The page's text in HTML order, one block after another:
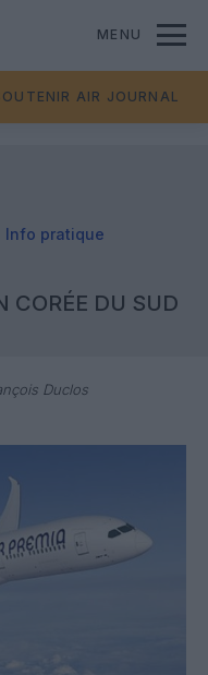
MENU
AIR JOURNAL
Info pratique
CORÉE DU SUD
Duclos